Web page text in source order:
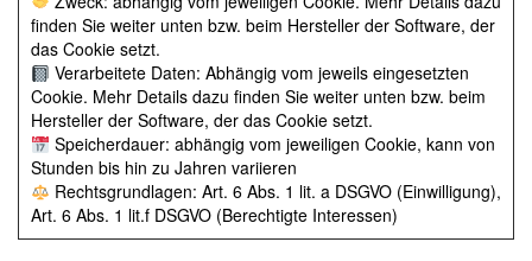
finden Sie weiter unten bzw. beim Hersteller der Software, der
das Cookie setzt.
Verarbeitete Daten: Abhängig vom jeweils eingesetzten
Cookie. Mehr Details dazu finden Sie weiter unten bzw. beim
Hersteller der Software, der das Cookie setzt.
Speicherdauer: abhängig vom jeweiligen Cookie, kann von
Stunden bis hin zu Jahren variieren
Rechtsgrundlagen: Art. 6 Abs. 1 lit. a DSGVO (Einwilligung),
Art. 6 Abs. 1 lit.f DSGVO (Berechtigte Interessen)